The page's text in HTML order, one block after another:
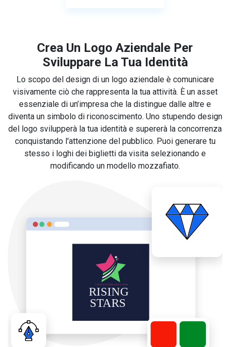
Crea Un Logo Aziendale Per
Sviluppare La Tua Identità
Lo scopo del design di un logo aziendale è comunicare
visivamente ciò che rappresenta la tua attività. È un asset
essenziale di un’impresa che la distingue dalle altre e
diventa un simbolo di riconoscimento. Uno stupendo design
del logo svilupperà la tua identità e supererà la concorrenza
conquistando l'attenzione del pubblico. Puoi generare tu
stesso i loghi dei biglietti da visita selezionando e
modificando un modello mozzafiato.